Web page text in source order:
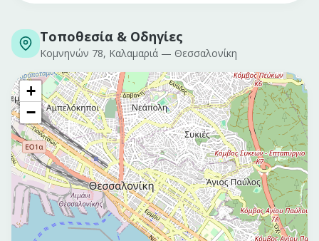
Τοποθεσία & Οδηγίες
Κομνηνών 78, Καλαμαριά — Θεσσαλονίκη
+
−